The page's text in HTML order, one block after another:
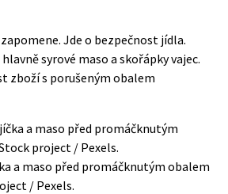
Jde o bezpečnost jídla.
syrové maso a skořápky vajec.
zboží s porušeným obalem
a maso před promáčknutým obalem
/ Pexels.